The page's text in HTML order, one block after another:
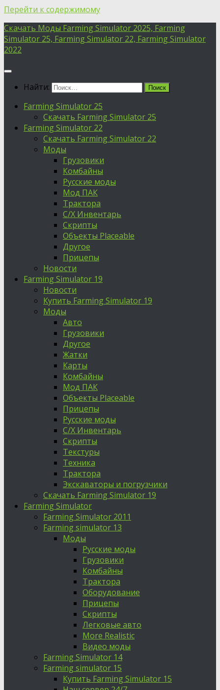
Перейти к содержимому
Скачать Моды Farming Simulator 2025, Farming
Simulator 25, Farming Simulator 22, Farming Simulator
2022
Найти:
Farming Simulator 25
Скачать Farming Simulator 25
Farming Simulator 22
Скачать Farming Simulator 22
Моды
Грузовики
Комбайны
Русские моды
Мод ПАК
Трактора
С/Х Инвентарь
Скрипты
Объекты Placeable
Другое
Прицепы
Новости
Farming Simulator 19
Новости
Купить Farming Simulator 19
Моды
Авто
Грузовики
Другое
Жатки
Карты
Комбайны
Мод ПАК
Объекты Placeable
Прицепы
Русские моды
С/Х Инвентарь
Скрипты
Текстуры
Техника
Трактора
Экскаваторы и погрузчики
Скачать Farming Simulator 19
Farming Simulator
Farming Simulator 2011
Farming simulator 13
Моды
Русские моды
Грузовики
Комбайны
Трактора
Оборудование
Прицепы
Скрипты
Легковые авто
More Realistic
Видео моды
Farming Simulator 14
Farming simulator 15
Купить Farming Simulator 15